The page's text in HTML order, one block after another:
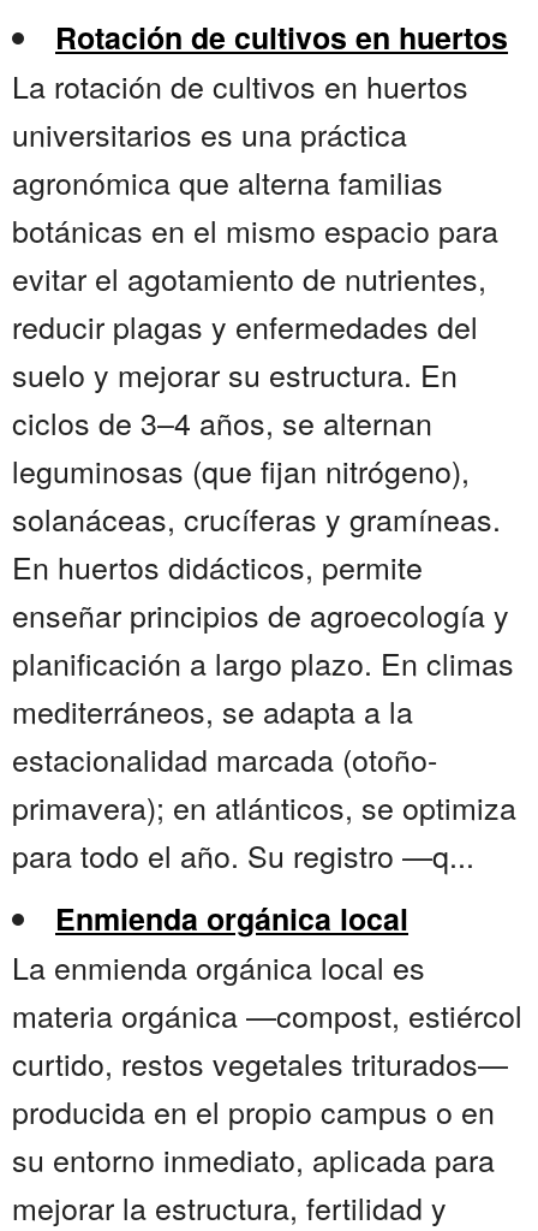
Rotación de cultivos en huertos
La rotación de cultivos en huertos
universitarios es una práctica
agronómica que alterna familias
botánicas en el mismo espacio para
evitar el agotamiento de nutrientes,
reducir plagas y enfermedades del
suelo y mejorar su estructura. En
ciclos de 3–4 años, se alternan
leguminosas (que fijan nitrógeno),
solanáceas, crucíferas y gramíneas.
En huertos didácticos, permite
enseñar principios de agroecología y
planificación a largo plazo. En climas
mediterráneos, se adapta a la
estacionalidad marcada (otoño-
primavera); en atlánticos, se optimiza
para todo el año. Su registro —q...
Enmienda orgánica local
La enmienda orgánica local es
materia orgánica —compost, estiércol
curtido, restos vegetales triturados—
producida en el propio campus o en
su entorno inmediato, aplicada para
mejorar la estructura, fertilidad y